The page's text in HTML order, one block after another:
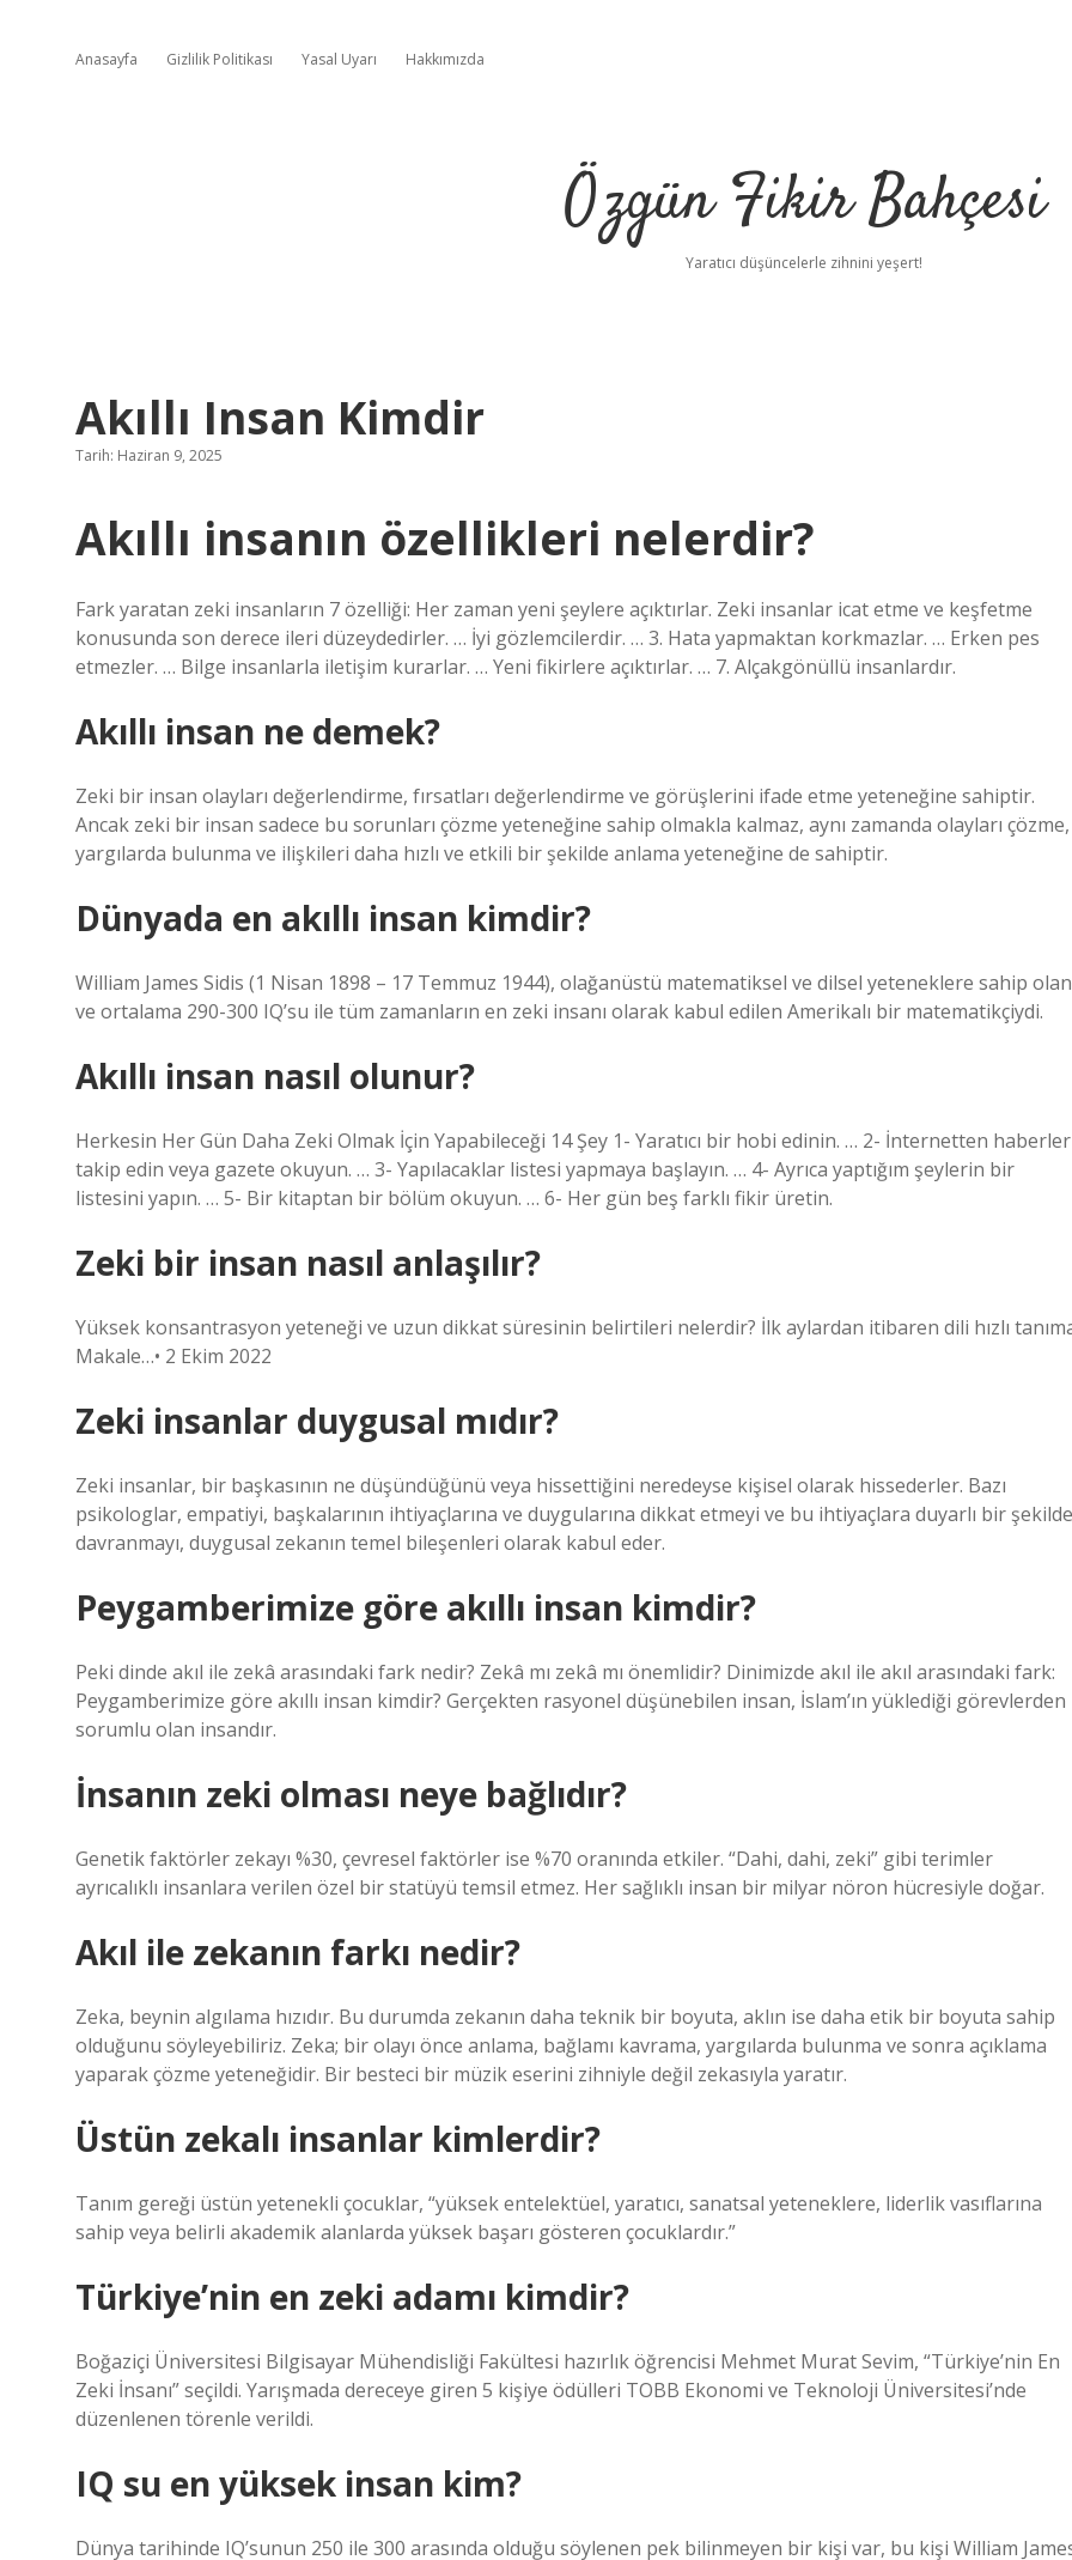
Anasayfa Gizlilik Politikası Yasal Uyarı Hakkımızda
Özgün Fikir Bahçesi
Yaratıcı düşüncelerle zihnini yeşert!
Akıllı Insan Kimdir
Tarih: Haziran 9, 2025
Akıllı insanın özellikleri nelerdir?
Fark yaratan zeki insanların 7 özelliği: Her zaman yeni şeylere açıktırlar. Zeki insanlar icat etme ve keşfetme
konusunda son derece ileri düzeydedirler. … İyi gözlemcilerdir. … 3. Hata yapmaktan korkmazlar. … Erken pes
etmezler. … Bilge insanlarla iletişim kurarlar. … Yeni fikirlere açıktırlar. … 7. Alçakgönüllü insanlardır.
Akıllı insan ne demek?
Zeki bir insan olayları değerlendirme, fırsatları değerlendirme ve görüşlerini ifade etme yeteneğine sahiptir.
Ancak zeki bir insan sadece bu sorunları çözme yeteneğine sahip olmakla kalmaz, aynı zamanda olayları çözme,
yargılarda bulunma ve ilişkileri daha hızlı ve etkili bir şekilde anlama yeteneğine de sahiptir.
Dünyada en akıllı insan kimdir?
William James Sidis (1 Nisan 1898 – 17 Temmuz 1944), olağanüstü matematiksel ve dilsel yeteneklere sahip olan
ve ortalama 290-300 IQ’su ile tüm zamanların en zeki insanı olarak kabul edilen Amerikalı bir matematikçiydi.
Akıllı insan nasıl olunur?
Herkesin Her Gün Daha Zeki Olmak İçin Yapabileceği 14 Şey 1- Yaratıcı bir hobi edinin. … 2- İnternetten
takip edin veya gazete okuyun. … 3- Yapılacaklar listesi yapmaya başlayın. … 4- Ayrıca yaptığım şeylerin bir
listesini yapın. … 5- Bir kitaptan bir bölüm okuyun. … 6- Her gün beş farklı fikir üretin.
Zeki bir insan nasıl anlaşılır?
Yüksek konsantrasyon yeteneği ve uzun dikkat süresinin belirtileri nelerdir? İlk aylardan itibaren dili hızlı
Makale…• 2 Ekim 2022
Zeki insanlar duygusal mıdır?
Zeki insanlar, bir başkasının ne düşündüğünü veya hissettiğini neredeyse kişisel olarak hissederler. Bazı
psikologlar, empatiyi, başkalarının ihtiyaçlarına ve duygularına dikkat etmeyi ve bu ihtiyaçlara duyarlı bir şekilde
davranmayı, duygusal zekanın temel bileşenleri olarak kabul eder.
Peygamberimize göre akıllı insan kimdir?
Peki dinde akıl ile zekâ arasındaki fark nedir? Zekâ mı zekâ mı önemlidir? Dinimizde akıl ile akıl arasındaki fark:
Peygamberimize göre akıllı insan kimdir? Gerçekten rasyonel düşünebilen insan, İslam’ın yüklediği görevlerden
sorumlu olan insandır.
İnsanın zeki olması neye bağlıdır?
Genetik faktörler zekayı %30, çevresel faktörler ise %70 oranında etkiler. “Dahi, dahi, zeki” gibi terimler
ayrıcalıklı insanlara verilen özel bir statüyü temsil etmez. Her sağlıklı insan bir milyar nöron hücresiyle doğar.
Akıl ile zekanın farkı nedir?
Zeka, beynin algılama hızıdır. Bu durumda zekanın daha teknik bir boyuta, aklın ise daha etik bir boyuta sahip
olduğunu söyleyebiliriz. Zeka; bir olayı önce anlama, bağlamı kavrama, yargılarda bulunma ve sonra açıklama
yaparak çözme yeteneğidir. Bir besteci bir müzik eserini zihniyle değil zekasıyla yaratır.
Üstün zekalı insanlar kimlerdir?
Tanım gereği üstün yetenekli çocuklar, “yüksek entelektüel, yaratıcı, sanatsal yeteneklere, liderlik vasıflarına
sahip veya belirli akademik alanlarda yüksek başarı gösteren çocuklardır.”
Türkiye’nin en zeki adamı kimdir?
Boğaziçi Üniversitesi Bilgisayar Mühendisliği Fakültesi hazırlık öğrencisi Mehmet Murat Sevim, “Türkiye’nin En
Zeki İnsanı” seçildi. Yarışmada dereceye giren 5 kişiye ödülleri TOBB Ekonomi ve Teknoloji Üniversitesi’nde
düzenlenen törenle verildi.
IQ su en yüksek insan kim?
Dünya tarihinde IQ’sunun 250 ile 300 arasında olduğu söylenen pek bilinmeyen bir kişi var, bu kişi William